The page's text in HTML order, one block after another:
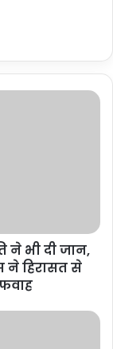
ने भी दी जान,
ने हिरासत से